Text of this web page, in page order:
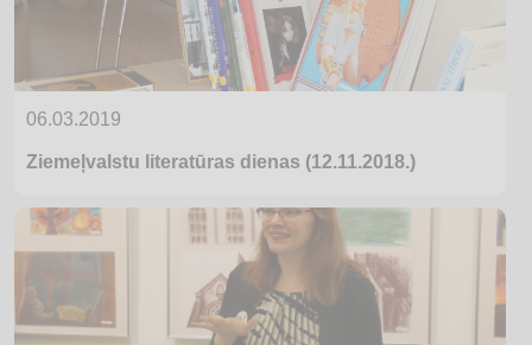
06.03.2019
Ziemeļvalstu literatūras dienas (12.11.2018.)